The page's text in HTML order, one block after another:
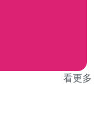
看更多